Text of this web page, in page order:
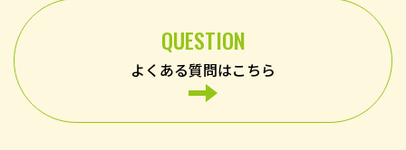
QUESTION
よくある質問はこちら